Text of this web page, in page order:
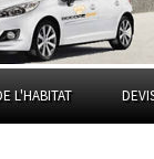
L'HABITAT